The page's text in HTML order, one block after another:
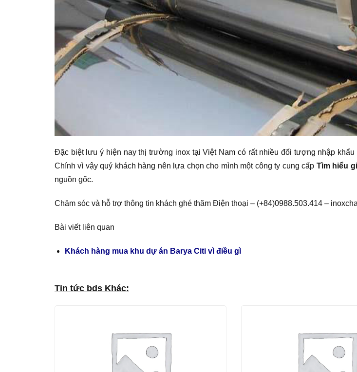
Đặc biệt lưu ý hiện nay thị trường inox tại Việt Nam có rất nhiều đối tượng nhập
Chính vì vậy quý khách hàng nên lựa chọn cho mình một công ty cung cấp Tìm hiểu
nguồn gốc.
Chăm sóc và hỗ trợ thông tin khách ghé thăm Điện thoại – (+84)0988.503.414 –
Bài viết liên quan
Khách hàng mua khu dự án Barya Citi vì điều gì
Tin tức bds Khác: